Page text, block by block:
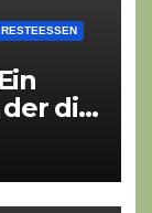
die